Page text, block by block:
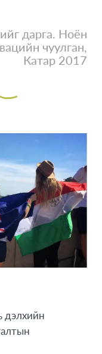
дарга. Ноён
чуулган,
Катар 2017
дэлхийн